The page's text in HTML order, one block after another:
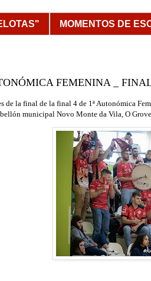
MOMENTOS DE
FEMENINA _
de la final de la final 4 de 1ª Autonómica
municipal Novo Monte da Vila, O Grove